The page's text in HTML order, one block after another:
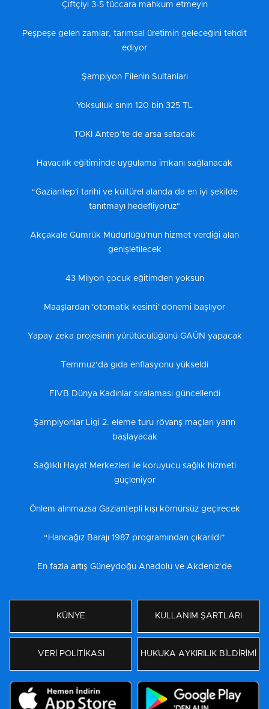
Çiftçiyi 3-5 tüccara mahkum etmeyin
Peşpeşe gelen zamlar, tarımsal üretimin geleceğini tehdit
ediyor
Şampiyon Filenin Sultanları
Yoksulluk sınırı 120 bin 325 TL
TOKİ Antep’te de arsa satacak
Havacılık eğitiminde uygulama imkanı sağlanacak
“Gaziantep'i tarihi ve kültürel alanda da en iyi şekilde
tanıtmayı hedefliyoruz"
Akçakale Gümrük Müdürlüğü’nün hizmet verdiği alan
genişletilecek
43 Milyon çocuk eğitimden yoksun
Maaşlardan 'otomatik kesinti' dönemi başlıyor
Yapay zeka projesinin yürütücülüğünü GAÜN yapacak
Temmuz’da gıda enflasyonu yükseldi
FIVB Dünya Kadınlar sıralaması güncellendi
Şampiyonlar Ligi 2. eleme turu rövanş maçları yarın
başlayacak
Sağlıklı Hayat Merkezleri ile koruyucu sağlık hizmeti
güçleniyor
Önlem alınmazsa Gaziantepli kışı kömürsüz geçirecek
“Hancağız Barajı 1987 programından çıkarıldı”
En fazla artış Güneydoğu Anadolu ve Akdeniz’de
KÜNYE KULLANIM ŞARTLARI
VERİ POLİTİKASI HUKUKA AYKIRILIK BİLDİRİMİ